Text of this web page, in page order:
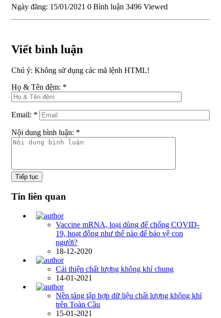
Ngày đăng: 15/01/2021 0 Bình luận 3496 Viewed
Viết bình luận
Chú ý: Không sử dụng các mã lệnh HTML!
Họ & Tên đệm: *
Email: *
Nội dung bình luận: *
Tiếp tục
Tin liên quan
Vaccine mRNA, loại dùng để chống COVID-
19, hoạt động như thế nào để bảo vệ con
người?
18-12-2020
Cải thiện chất lượng không khí chung
14-01-2021
Nền tảng tập hợp dữ liệu chất lượng không khí
trên Toàn Cầu
15-01-2021